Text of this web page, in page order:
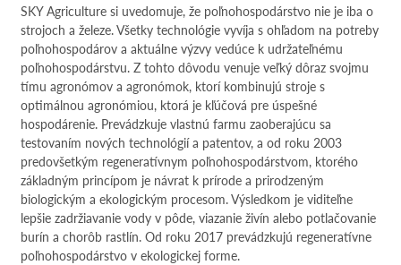
SKY Agriculture si uvedomuje, že poľnohospodárstvo nie je iba o
strojoch a železe. Všetky technológie vyvíja s ohľadom na potreby
poľnohospodárov a aktuálne výzvy vedúce k udržateľnému
poľnohospodárstvu. Z tohto dôvodu venuje veľký dôraz svojmu
tímu agronómov a agronómok, ktorí kombinujú stroje s
optimálnou agronómiou, ktorá je kľúčová pre úspešné
hospodárenie. Prevádzkuje vlastnú farmu zaoberajúcu sa
testovaním nových technológií a patentov, a od roku 2003
predovšetkým regeneratívnym poľnohospodárstvom, ktorého
základným princípom je návrat k prírode a prirodzeným
biologickým a ekologickým procesom. Výsledkom je viditeľne
lepšie zadržiavanie vody v pôde, viazanie živín alebo potlačovanie
burín a chorôb rastlín. Od roku 2017 prevádzkujú regeneratívne
poľnohospodárstvo v ekologickej forme.